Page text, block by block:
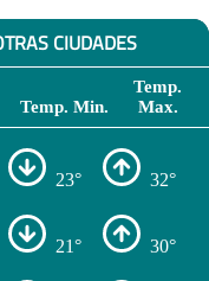
CIUDADES
Temp. Min.
Temp.
Max.
23° 32°
21° 30°